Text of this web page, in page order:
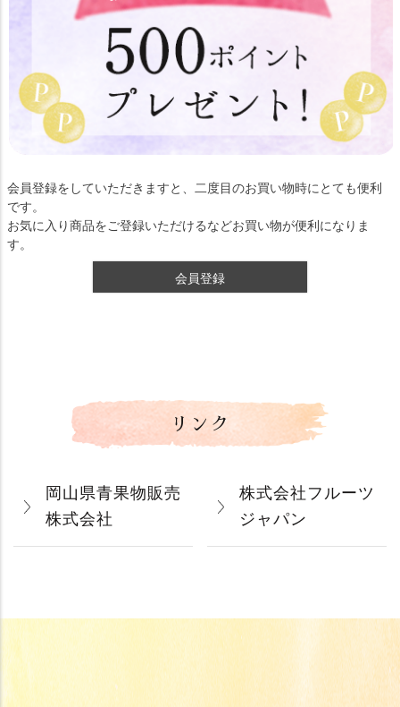
会員登録をしていただきますと、二度目のお買い物時にとても便利
です。
お気に入り商品をご登録いただけるなどお買い物が便利になりま
す。
会員登録
リンク
岡山県青果物販売
株式会社
株式会社フルーツ
ジャパン